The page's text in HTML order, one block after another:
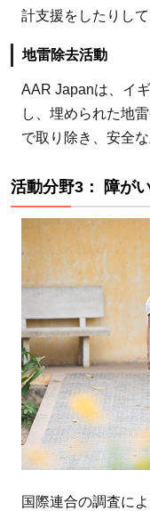
計支援をしたりして
地雷除去活動
AAR Japanは、イ
し、埋められた地
で取り除き、安全
活動分野3： 障が
国際連合の調査によ